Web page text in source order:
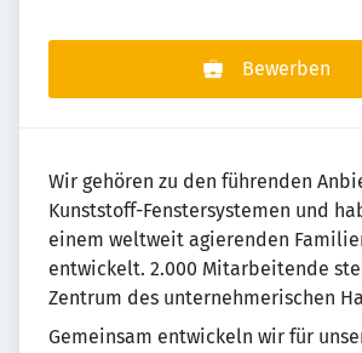
Bewerben
Wir gehören zu den führenden
Kunststoff-Fenstersystemen und
einem weltweit agierenden
entwickelt. 2.000 Mitarbeitende
Zentrum des unternehmerischen
Gemeinsam entwickeln wir für